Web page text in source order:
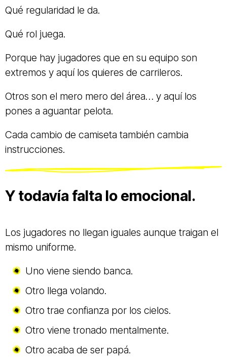
Qué regularidad le da.
Qué rol juega.
Porque hay jugadores que en su equipo son
extremos y aquí los quieres de carrileros.
Otros son el mero mero del área… y aquí los
pones a aguantar pelota.
Cada cambio de camiseta también cambia
instrucciones.
Y todavía falta lo emocional.
Los jugadores no llegan iguales aunque traigan el
mismo uniforme.
Uno viene siendo banca.
Otro llega volando.
Otro trae confianza por los cielos.
Otro viene tronado mentalmente.
Otro acaba de ser papá.